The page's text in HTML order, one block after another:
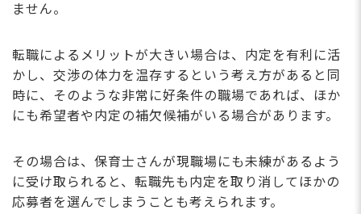
ません。
転職によるメリットが大きい場合は、内定を有利に活
かし、交渉の体力を温存するという考え方があると同
時に、そのような非常に好条件の職場であれば、ほか
にも希望者や内定の補欠候補がいる場合があります。
その場合は、保育士さんが現職場にも未練があるよう
に受け取られると、転職先も内定を取り消してほかの
応募者を選んでしまうことも考えられます。